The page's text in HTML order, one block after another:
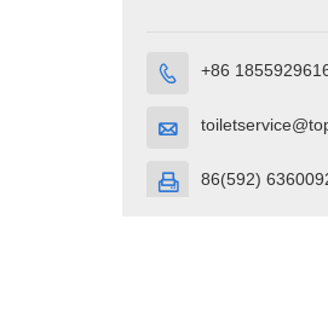
 +86

 86(592)